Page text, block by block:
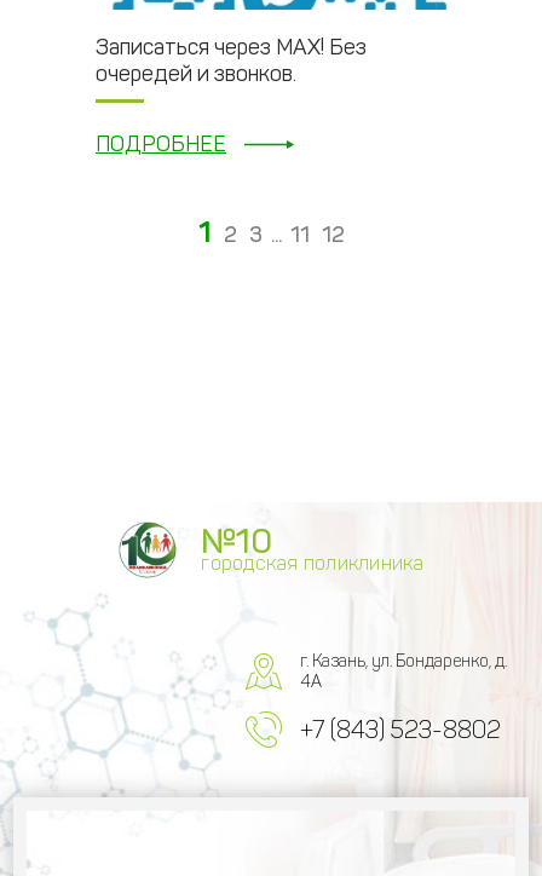
Записаться через МАХ! Без
очередей и звонков.
ПОДРОБНЕЕ
1 2 3 ... 11 12
№10
городская поликлиника
г. Казань, ул. Бондаренко, д.
4А
+7 (843) 523-8802